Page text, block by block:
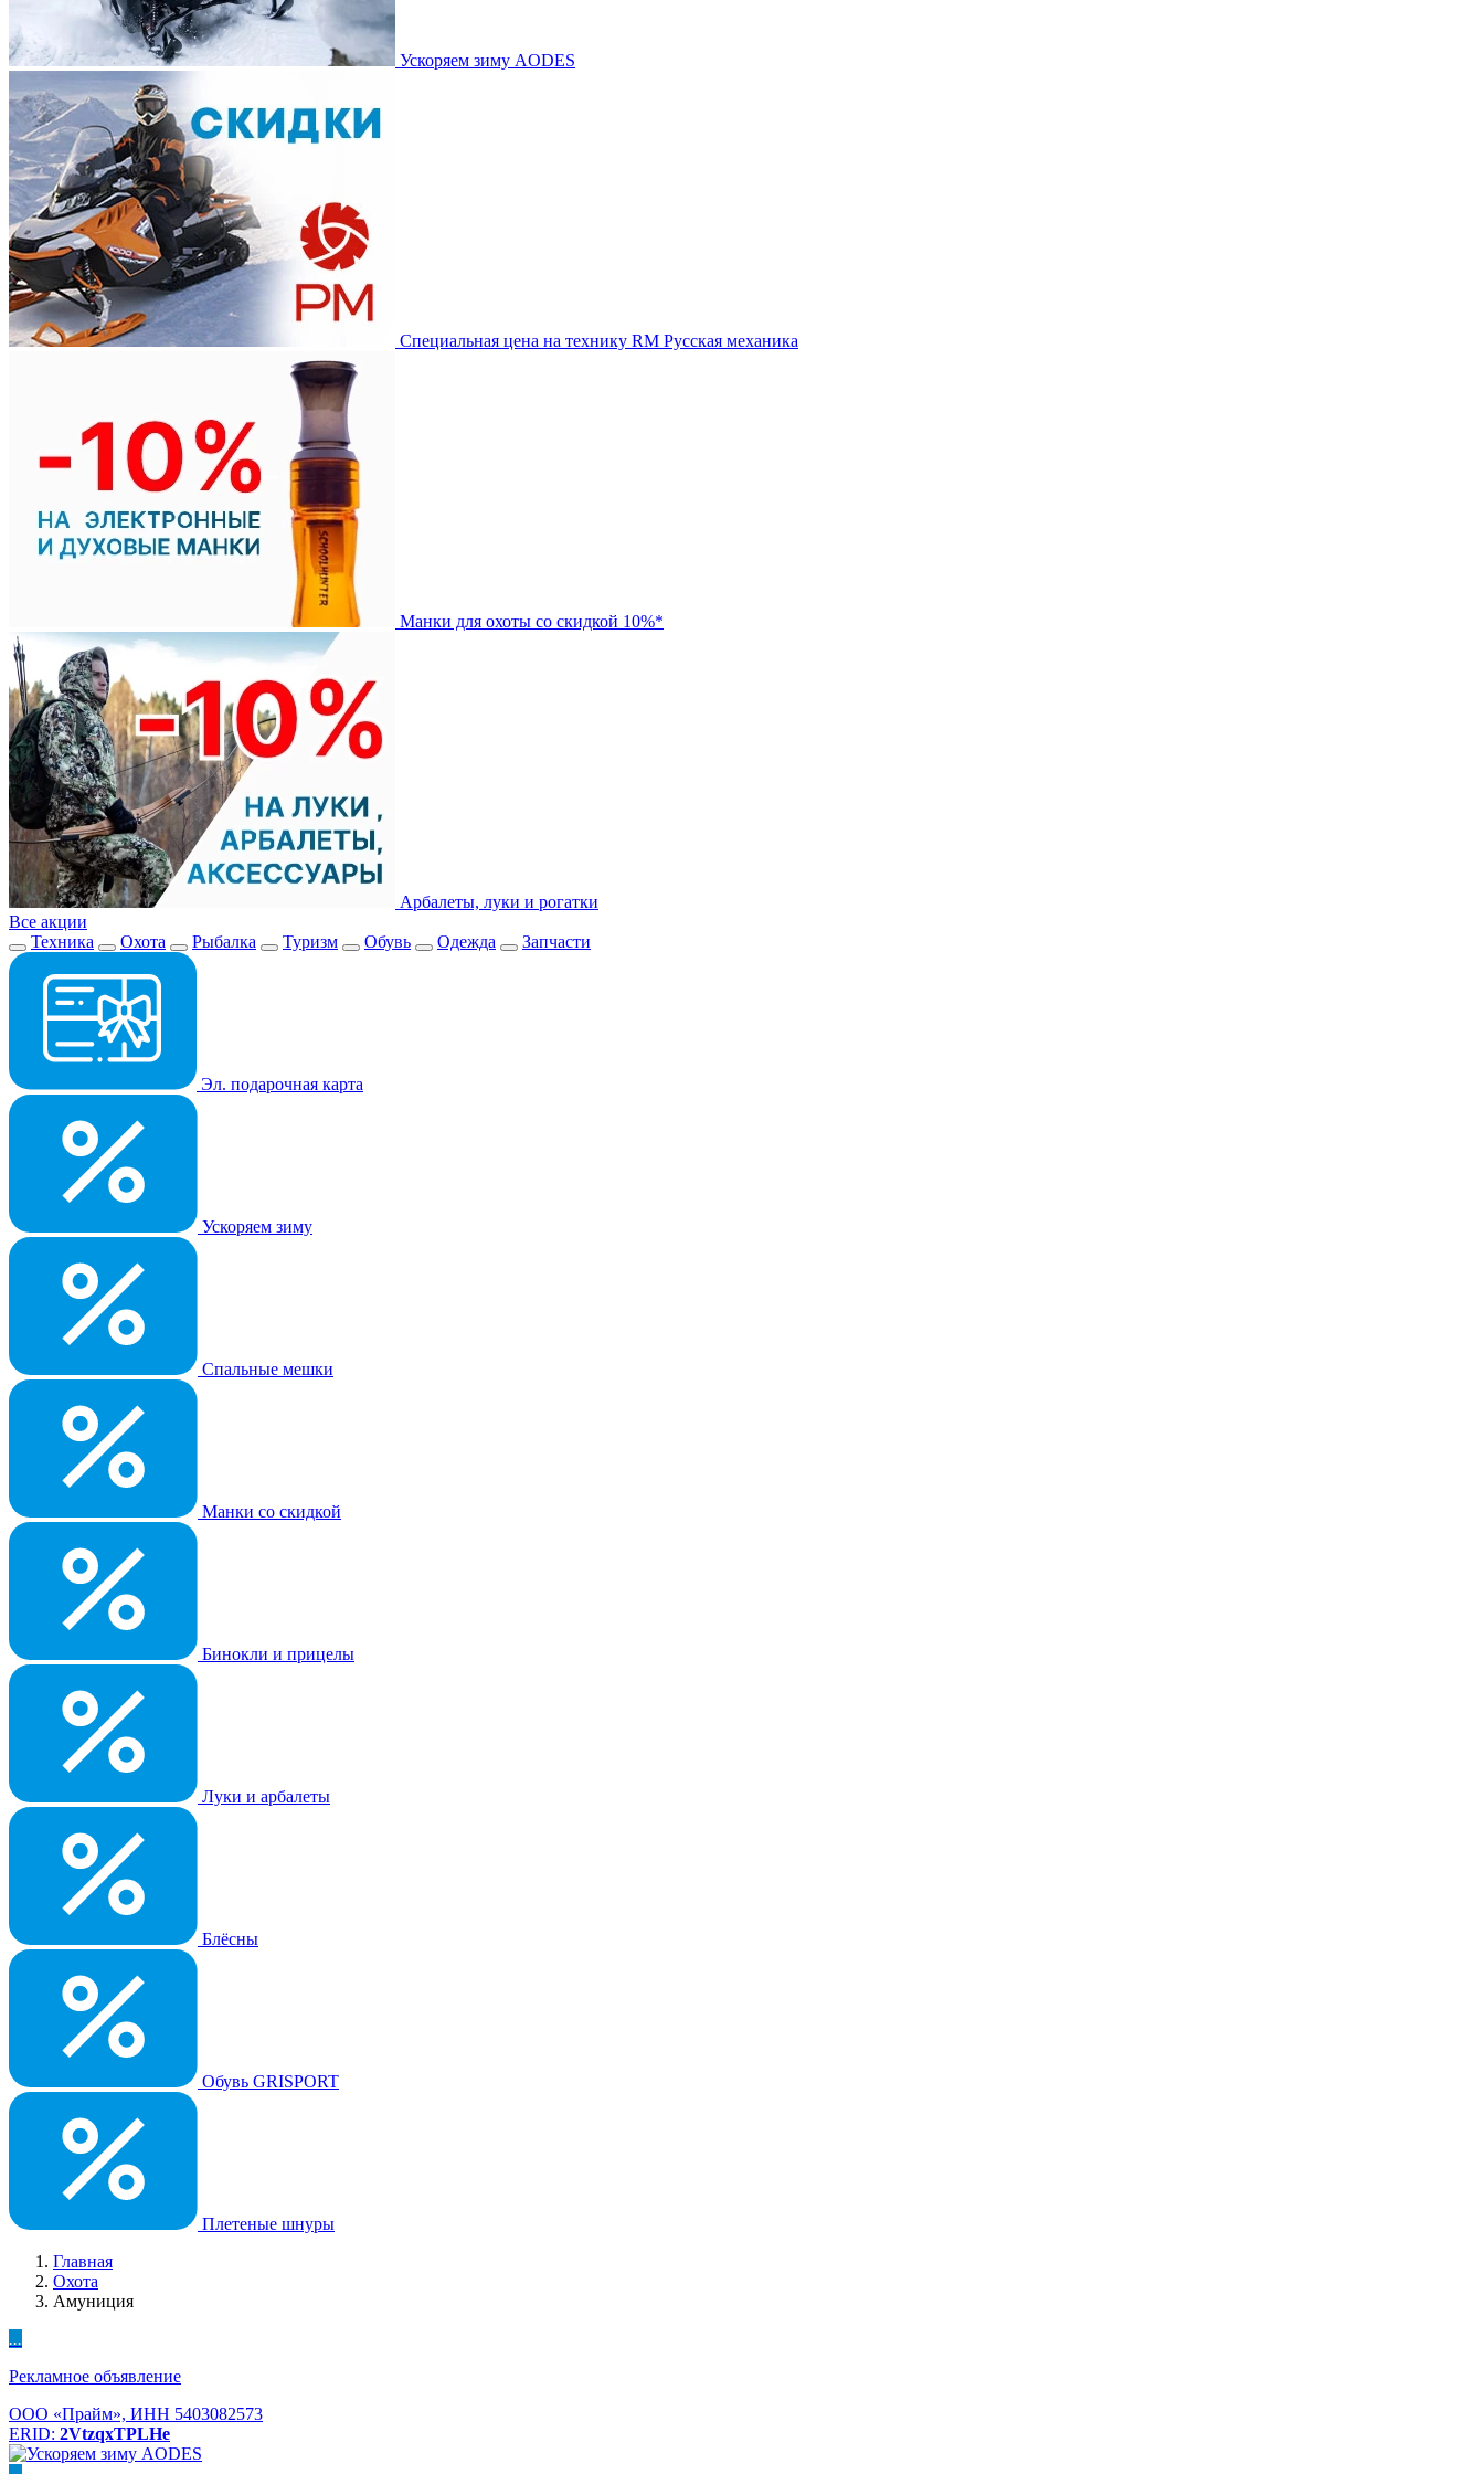
Ускоряем зиму AODES
Специальная цена на технику RM Русская механика
Манки для охоты со скидкой 10%*
Арбалеты, луки и рогатки
Все акции
Техника
Охота Рыбалка Туризм Обувь Одежда Запчасти
Эл. подарочная карта
Ускоряем зиму
Спальные мешки
Манки со скидкой
Бинокли и прицелы
Луки и арбалеты
Блёсны
Обувь GRISPORT
Плетеные шнуры
Главная
Охота
Амуниция
...
Рекламное объявление
ООО «Прайм», ИНН 5403082573
ERID: 2VtzqxTPLHe